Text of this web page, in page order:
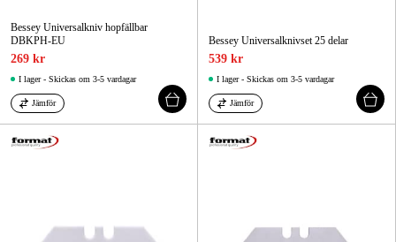
Bessey Universalkniv hopfällbar
DBKPH-EU
269 kr
I lager - Skickas om 3-5 vardagar
Jämför
Bessey Universalknivset 25 delar
539 kr
I lager - Skickas om 3-5 vardagar
Jämför